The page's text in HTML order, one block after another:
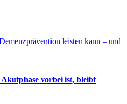
vorbei ist, bleibt